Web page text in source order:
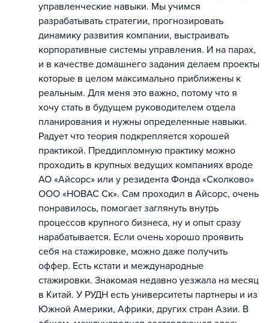
управленческие навыки. Мы учимся
разрабатывать стратегии, прогнозировать
динамику развития компании, выстраивать
корпоративные системы управления. И на парах,
и в качестве домашнего задания делаем проекты
которые в целом максимально приближены к
реальным. Для меня это важно, потому что я
хочу стать в будущем руководителем отдела
планирования и нужны определенные навыки.
Радует что теория подкрепляется хорошей
практикой. Преддипломную практику можно
проходить в крупных ведущих компаниях вроде
АО «Айсорс» или у резидента Фонда «Сколково»
ООО «НОВАС Ск». Сам проходил в Айсорс, очень
понравилось, помогает заглянуть внутрь
процессов крупного бизнеса, ну и опыт сразу
нарабатывается. Если очень хорошо проявить
себя на стажировке, можно даже получить
оффер. Есть кстати и международные
стажировки. Знакомая недавно уезжала на месяц
в Китай. У РУДН есть университеты партнеры и из
Южной Америки, Африки, других стран Азии. В